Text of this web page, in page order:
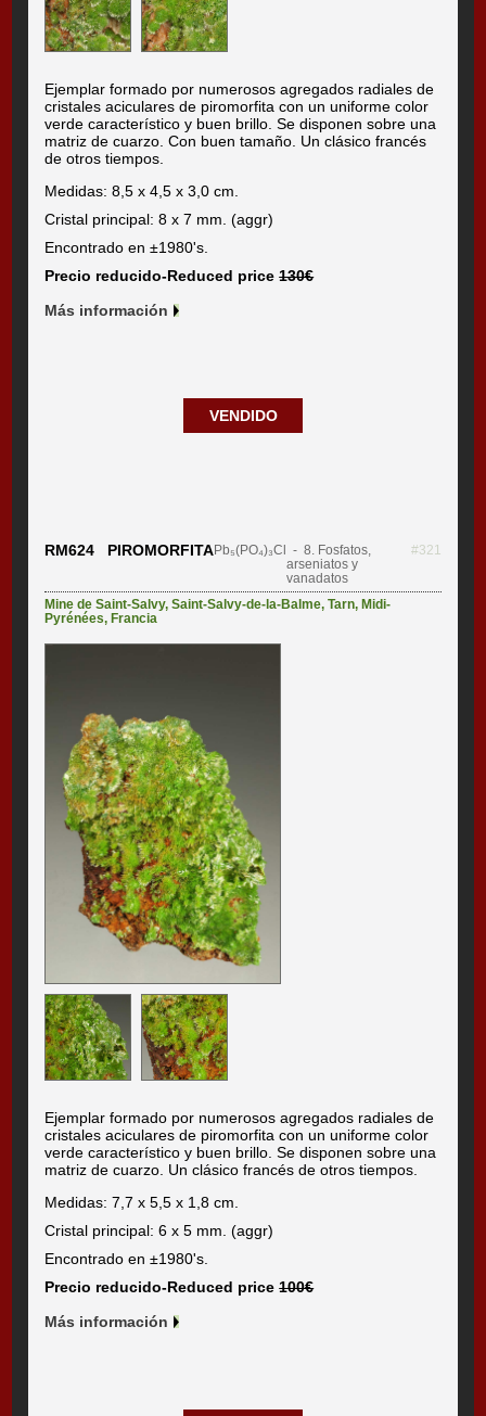
Ejemplar formado por numerosos agregados radiales de
cristales aciculares de piromorfita con un uniforme color
verde característico y buen brillo. Se disponen sobre una
matriz de cuarzo. Con buen tamaño. Un clásico francés
de otros tiempos.
Medidas: 8,5 x 4,5 x 3,0 cm.
Cristal principal: 8 x 7 mm. (aggr)
Encontrado en ±1980's.
Precio reducido-Reduced price130€
Más información
VENDIDO
RM624 PIROMORFITAPb₅(PO₄)₃Cl
- 8. Fosfatos,
arseniatos y
vanadatos
#321
Mine de Saint-Salvy,Saint-Salvy-de-la-Balme,Tarn, Midi-
Pyrénées, Francia
Ejemplar formado por numerosos agregados radiales de
cristales aciculares de piromorfita con un uniforme color
verde característico y buen brillo. Se disponen sobre una
matriz de cuarzo. Un clásico francés de otros tiempos.
Medidas: 7,7 x 5,5 x 1,8 cm.
Cristal principal: 6 x 5 mm. (aggr)
Encontrado en ±1980's.
Precio reducido-Reduced price100€
Más información